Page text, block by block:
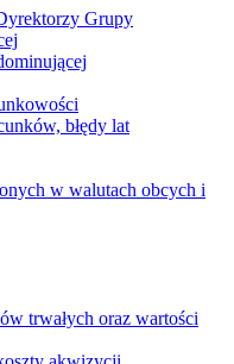
Grupy
błędy lat
w walutach obcych i
trwałych oraz wartości